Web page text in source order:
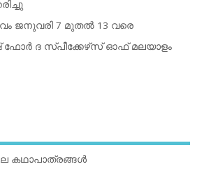
ജനുവരി 7 മുതല്‍ 13 വരെ
ഫോര്‍ ദ സ്പീക്കേഴ്‌സ് ഓഫ് മലയാളം
കഥാപാത്രങ്ങള്‍